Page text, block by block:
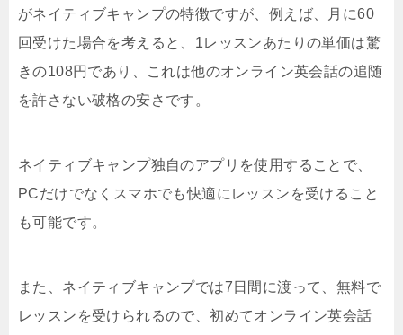
がネイティブキャンプの特徴ですが、例えば、月に60
回受けた場合を考えると、1レッスンあたりの単価は驚
きの108円であり、これは他のオンライン英会話の追随
を許さない破格の安さです。
ネイティブキャンプ独自のアプリを使用することで、
PCだけでなくスマホでも快適にレッスンを受けること
も可能です。
また、ネイティブキャンプでは7日間に渡って、無料で
レッスンを受けられるので、初めてオンライン英会話